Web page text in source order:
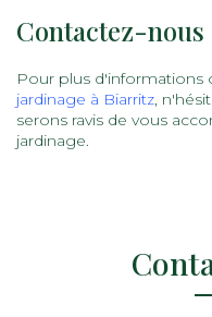
Contactez-nous
Pour plus d'informations
jardinage à Biarritz,
serons ravis de vous
jardinage.